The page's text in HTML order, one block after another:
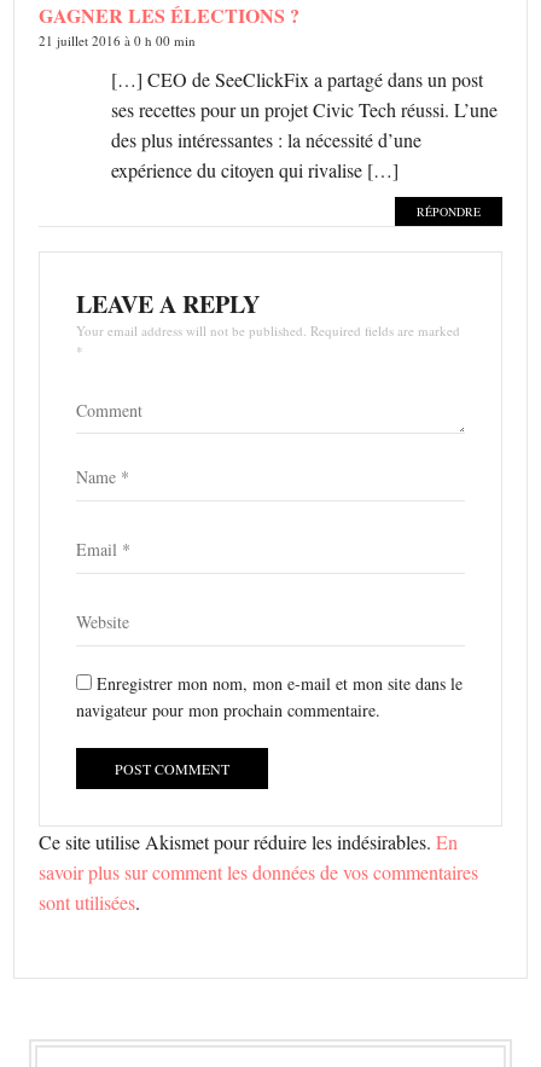
GAGNER LES ÉLECTIONS ?
21 juillet 2016 à 0 h 00 min
[…] CEO de SeeClickFix a partagé dans un post
ses recettes pour un projet Civic Tech réussi. L’une
des plus intéressantes : la nécessité d’une
expérience du citoyen qui rivalise […]
RÉPONDRE
LEAVE A REPLY
Your email address will not be published. Required fields are marked
*
Enregistrer mon nom, mon e-mail et mon site dans le
navigateur pour mon prochain commentaire.
Ce site utilise Akismet pour réduire les indésirables.En
savoir plus sur comment les données de vos commentaires
sont utilisées.